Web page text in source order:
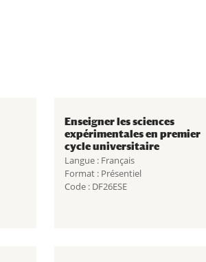
Enseigner les sciences
expérimentales en premier
cycle universitaire
Langue : Français
Format : Présentiel
Code : DF26ESE